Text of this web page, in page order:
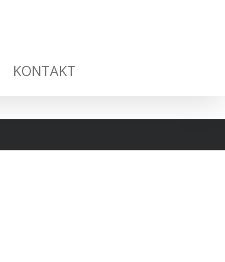
KONTAKT